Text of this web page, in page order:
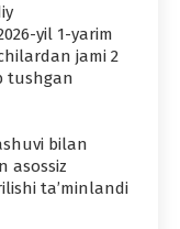
yil 1-yarim
jami 2
tushgan
bilan
asossiz
ta’minlandi